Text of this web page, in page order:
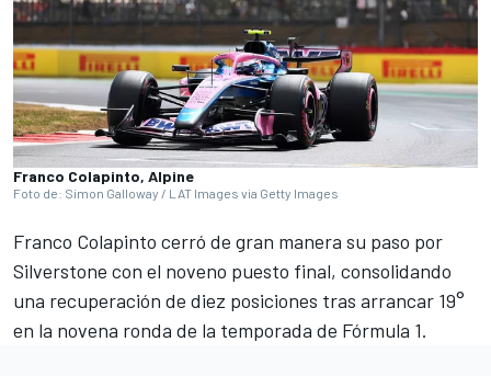
Franco Colapinto, Alpine
Foto de: Simon Galloway / LAT Images via Getty Images
Franco Colapinto cerró de gran manera su paso por
Silverstone con el noveno puesto final, consolidando
una recuperación de diez posiciones tras arrancar 19°
en la novena ronda de la temporada de Fórmula 1.